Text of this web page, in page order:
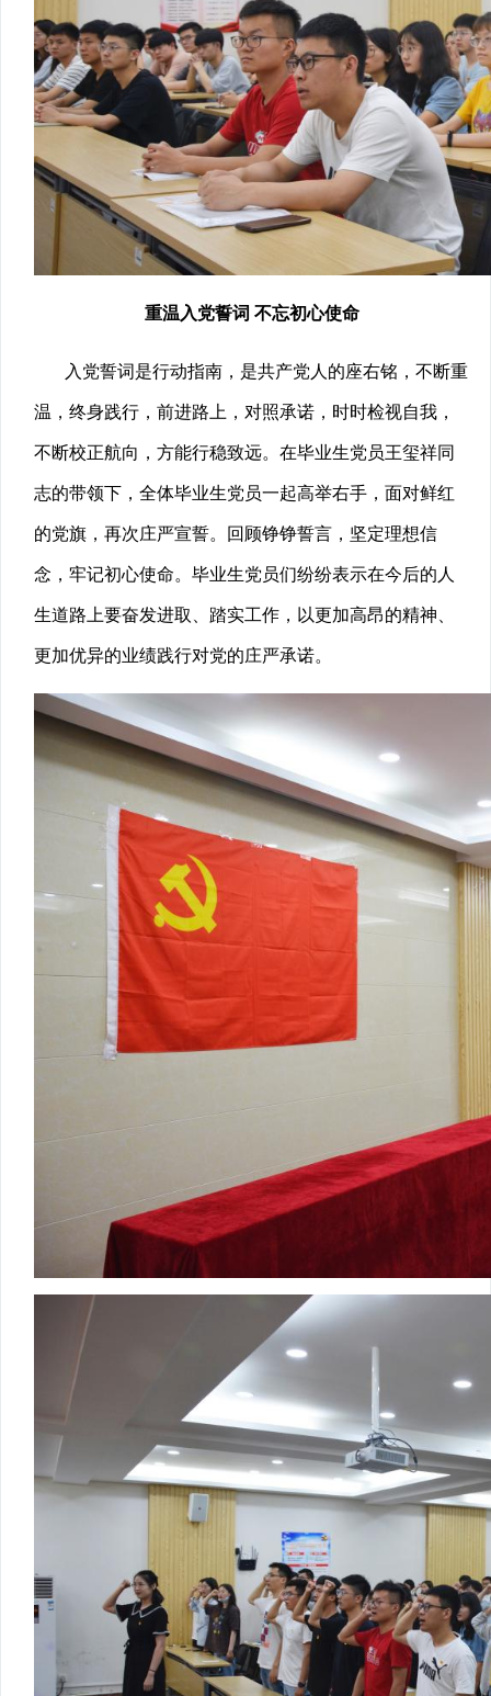
重温入党誓词 不忘初心使命
入党誓词是行动指南，是共产党人的座右铭，不断重
温，终身践行，前进路上，对照承诺，时时检视自我，
不断校正航向，方能行稳致远。在毕业生党员王玺祥同
志的带领下，全体毕业生党员一起高举右手，面对鲜红
的党旗，再次庄严宣誓。回顾铮铮誓言，坚定理想信
念，牢记初心使命。毕业生党员们纷纷表示在今后的人
生道路上要奋发进取、踏实工作，以更加高昂的精神、
更加优异的业绩践行对党的庄严承诺。